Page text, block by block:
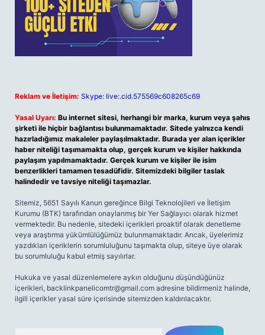
Reklam ve İletişim: Skype: live:.cid.575569c608265c69
Yasal Uyarı: Bu internet sitesi, herhangi bir marka, kurum veya şahıs
şirketi ile hiçbir bağlantısı bulunmamaktadır. Sitede yalnızca kendi
hazırladığımız makaleler paylaşılmaktadır. Burada yer alan içerikler
haber niteliği taşımamakta olup, gerçek kurum ve kişiler hakkında
paylaşım yapılmamaktadır. Gerçek kurum ve kişiler ile isim
benzerlikleri tamamen tesadüfidir. Sitemizdeki bilgiler taslak
halindedir ve tavsiye niteliği taşımazlar.
Sitemiz, 5651 Sayılı Kanun gereğince Bilgi Teknolojileri ve İletişim
Kurumu (BTK) tarafından onaylanmış bir Yer Sağlayıcı olarak hizmet
vermektedir. Bu nedenle, sitedeki içerikleri proaktif olarak denetleme
veya araştırma yükümlülüğümüz bulunmamaktadır. Ancak, üyelerimiz
yazdıkları içeriklerin sorumluluğunu taşımakta olup, siteye üye olarak
bu sorumluluğu kabul etmiş sayılırlar.
Hukuka ve yasal düzenlemelere aykırı olduğunu düşündüğünüz
içerikleri, backlinkpanelicomtr@gmail.com adresine bildirmeniz halinde,
ilgili içerikler yasal süre içerisinde sitemizden kaldırılacaktır.